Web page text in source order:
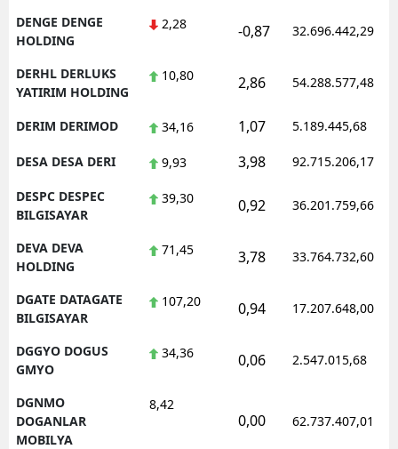
DENGE DENGE
HOLDING
2,28 -0,87 32.696.442,29
DERHL DERLUKS
YATIRIM HOLDING
10,80 2,86 54.288.577,48
DERIM DERIMOD 34,16 1,07 5.189.445,68
DESA DESA DERI 9,93 3,98 92.715.206,17
DESPC DESPEC
BILGISAYAR
39,30 0,92 36.201.759,66
DEVA DEVA
HOLDING
71,45 3,78 33.764.732,60
DGATE DATAGATE
BILGISAYAR
107,20 0,94 17.207.648,00
DGGYO DOGUS
GMYO
34,36 0,06 2.547.015,68
DGNMO
DOGANLAR
MOBILYA
8,42
0,00 62.737.407,01